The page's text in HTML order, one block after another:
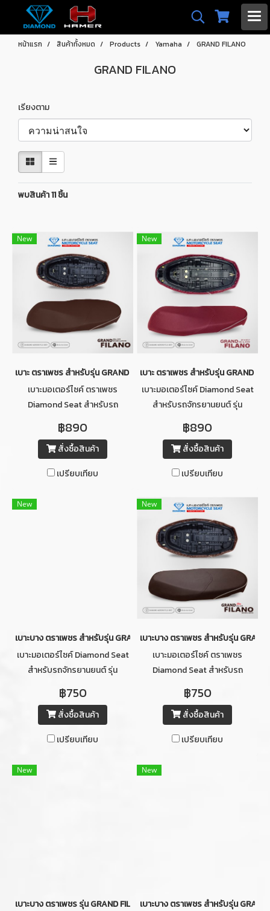
หน้าแรก สินค้าทั้งหมด Products Yamaha GRAND FILANO
GRAND FILANO
เรียงตาม
พบสินค้า 11 ชิ้น
New
เบาะ ตราเพชร สำหรับรุ่น GRAND FILANO ปี 2014-2017 (สีน้ำตาลเข้มคิ้วข
เบาะมอเตอร์ไซค์ ตราเพชร
Diamond Seat สำหรับรถ
GRAND FILANO ปี 2014-2017
(สีน้ำตาลเข้มคิ้วขาว)
฿890
สั่งซื้อสินค้า
เปรียบเทียบ
New
เบาะ ตราเพชร สำหรับรุ่น GRAND
เบาะมอเตอร์ไซค์ Diamond Seat
สำหรับรถจักรยานยนต์ รุ่น
2014-2017 (สีแดงคิ้วขาว)
฿890
สั่งซื้อสินค้า
เปรียบเทียบ
New
เบาะบาง ตราเพชร สำหรับรุ่น GRAND FILANO ปี 2014-2017 (สีดำ)
เบาะมอเตอร์ไซค์ Diamond Seat
สำหรับรถจักรยานยนต์ รุ่น
YAMAHA GRAND FILANO ปี
2014-2017 (สีดำ) เบาะบาง
฿750
สั่งซื้อสินค้า
เปรียบเทียบ
New
เบาะบาง ตราเพชร สำหรับรุ่น
เบาะมอเตอร์ไซค์ ตราเพชร
Diamond Seat สำหรับรถ
จักรยานยนต์ รุ่น YAMAHA
GRAND FILANO ปี 2014-2017
(สีน้ำตาลเข้มคิ้วขาว) เบาะบาง
฿750
สั่งซื้อสินค้า
เปรียบเทียบ
New
เบาะบาง ตราเพชร รุ่น GRAND FILANO ปี 2014-2017 (สีน้ำตาลอ่อน)
New
เบาะบาง ตราเพชร สำหรับรุ่น